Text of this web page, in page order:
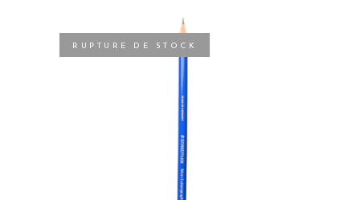
RUPTURE DE STOCK